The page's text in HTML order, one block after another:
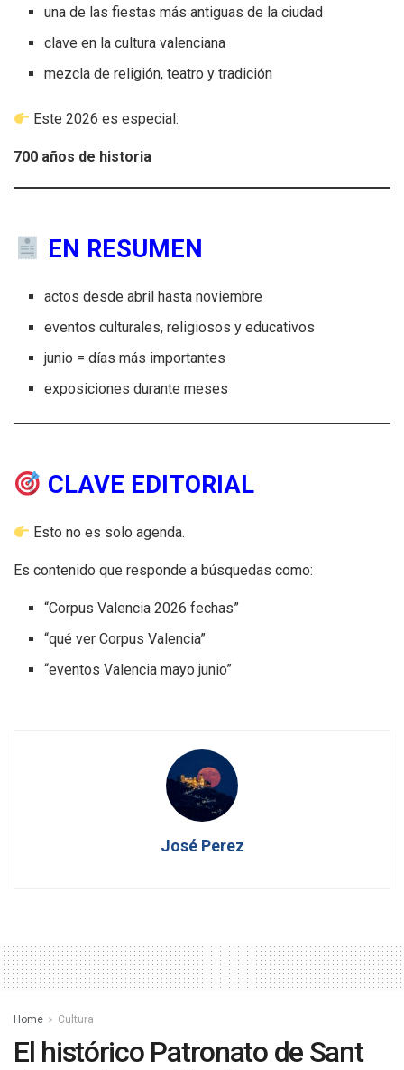
una de las fiestas más antiguas de la ciudad
clave en la cultura valenciana
mezcla de religión, teatro y tradición
Este 2026 es especial:
700 años de historia
EN RESUMEN
actos desde abril hasta noviembre
eventos culturales, religiosos y educativos
junio = días más importantes
exposiciones durante meses
CLAVE EDITORIAL
Esto no es solo agenda.
Es contenido que responde a búsquedas como:
“Corpus Valencia 2026 fechas”
“qué ver Corpus Valencia”
“eventos Valencia mayo junio”
José Perez
Home Cultura
El histórico Patronato de Sant